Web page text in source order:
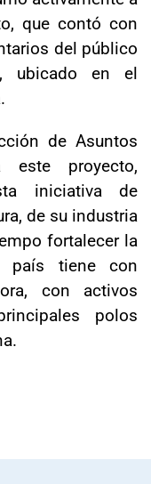
que contó con
del público
ubicado en el
de Asuntos
este proyecto,
iniciativa de
de su industria
fortalecer la
país tiene con
con activos
polos